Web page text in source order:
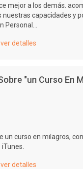
mejor a los demás.
nuestras capacidades y
Personal...
ver detalles
"un Curso En
un curso en milagros,
ver detalles